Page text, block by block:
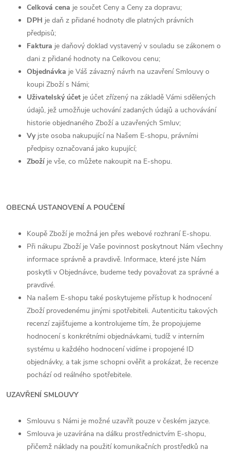
Celková cena je součet Ceny a Ceny za dopravu;
DPH je daň z přidané hodnoty dle platných právních
předpisů;
Faktura je daňový doklad vystavený v souladu se zákonem o
dani z přidané hodnoty na Celkovou cenu;
Objednávka je Váš závazný návrh na uzavření Smlouvy o
koupi Zboží s Námi;
Uživatelský účet je účet zřízený na základě Vámi sdělených
údajů, jež umožňuje uchování zadaných údajů a uchovávání
historie objednaného Zboží a uzavřených Smluv;
Vyjste osoba nakupující na Našem E-shopu, právními
předpisy označovaná jako kupující;
Zboží je vše, co můžete nakoupit na E-shopu.
OBECNÁ USTANOVENÍ A POUČENÍ
Koupě Zboží je možná jen přes webové rozhraní E-shopu.
Při nákupu Zboží je Vaše povinnost poskytnout Nám všechny
informace správně a pravdivě. Informace, které jste Nám
poskytli v Objednávce, budeme tedy považovat za správné a
pravdivé.
Na našem E-shopu také poskytujeme přístup k hodnocení
Zboží provedenému jinými spotřebiteli. Autenticitu takových
recenzí zajišťujeme a kontrolujeme tím, že propojujeme
hodnocení s konkrétními objednávkami, tudíž v interním
systému u každého hodnocení vidíme i propojené ID
objednávky, a tak jsme schopni ověřit a prokázat, že recenze
pochází od reálného spotřebitele.
UZAVŘENÍ SMLOUVY
Smlouvu s Námi je možné uzavřít pouze v českém jazyce.
Smlouva je uzavírána na dálku prostřednictvím E-shopu,
přičemž náklady na použití komunikačních prostředků na